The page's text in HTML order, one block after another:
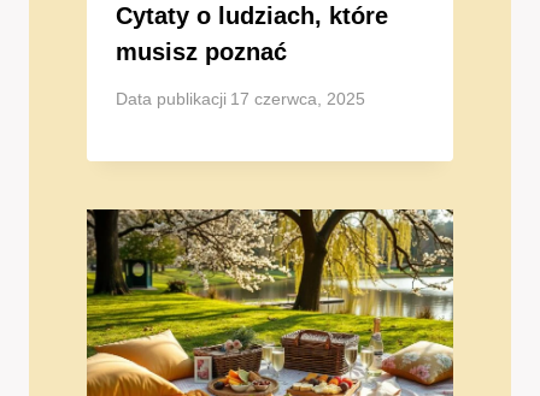
Cytaty o ludziach, które
musisz poznać
Data publikacji 17 czerwca, 2025